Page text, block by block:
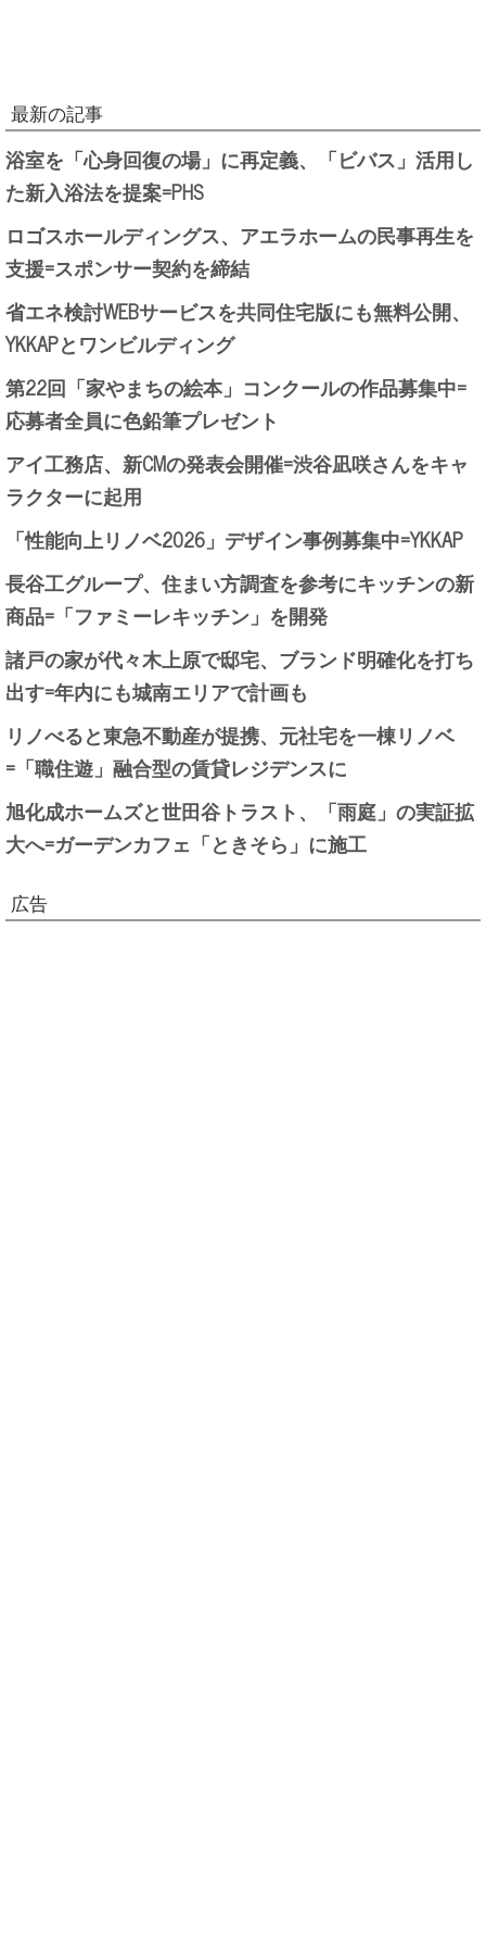
最新の記事
浴室を「心身回復の場」に再定義、「ビバス」活用し
た新入浴法を提案=PHS
ロゴスホールディングス、アエラホームの民事再生を
支援=スポンサー契約を締結
省エネ検討WEBサービスを共同住宅版にも無料公開、
YKKAPとワンビルディング
第22回「家やまちの絵本」コンクールの作品募集中=
応募者全員に色鉛筆プレゼント
アイ工務店、新CMの発表会開催=渋谷凪咲さんをキャ
ラクターに起用
「性能向上リノベ2026」デザイン事例募集中=YKKAP
長谷工グループ、住まい方調査を参考にキッチンの新
商品=「ファミーレキッチン」を開発
諸戸の家が代々木上原で邸宅、ブランド明確化を打ち
出す=年内にも城南エリアで計画も
リノべると東急不動産が提携、元社宅を一棟リノベ
=「職住遊」融合型の賃貸レジデンスに
旭化成ホームズと世田谷トラスト、「雨庭」の実証拡
大へ=ガーデンカフェ「ときそら」に施工
広告